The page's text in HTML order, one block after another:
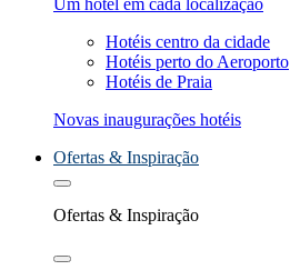
Um hotel em cada localização
Hotéis centro da cidade
Hotéis perto do Aeroporto
Hotéis de Praia
Novas inaugurações hotéis
Ofertas & Inspiração
Ofertas & Inspiração